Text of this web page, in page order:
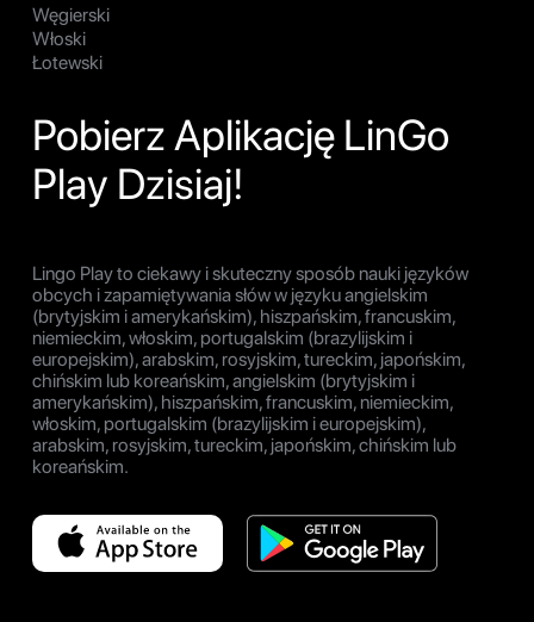
Węgierski
Włoski
Łotewski
Pobierz Aplikację LinGo
Play Dzisiaj!
Lingo Play to ciekawy i skuteczny sposób nauki języków
obcych i zapamiętywania słów w języku angielskim
(brytyjskim i amerykańskim), hiszpańskim, francuskim,
niemieckim, włoskim, portugalskim (brazylijskim i
europejskim), arabskim, rosyjskim, tureckim, japońskim,
chińskim lub koreańskim, angielskim (brytyjskim i
amerykańskim), hiszpańskim, francuskim, niemieckim,
włoskim, portugalskim (brazylijskim i europejskim),
arabskim, rosyjskim, tureckim, japońskim, chińskim lub
koreańskim.